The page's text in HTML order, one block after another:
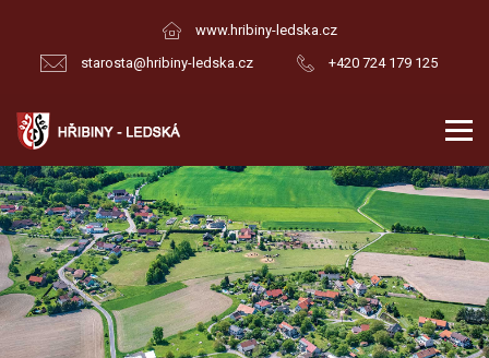
www.hribiny-ledska.cz
starosta@hribiny-ledska.cz
+420 724 179 125